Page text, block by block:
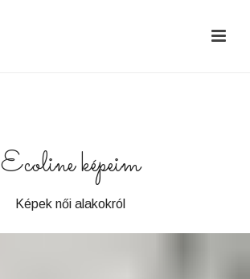
Ecoline képeim
Képek női alakokról